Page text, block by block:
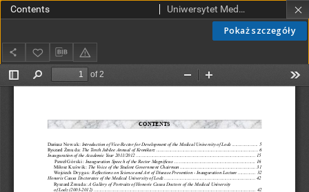
Pokaż szczegóły
Contents Uniwersytet Medyczny w Łodzi